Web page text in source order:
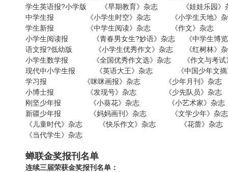
学生英语报?小学版 《早期教育》杂志 《娃娃乐园》
中学生报 《小学生时空》杂志 《小学生天地》杂
学生新报 《中学生阅读》杂志 《作文》杂志
小学生阅读报 《青春男女生?妙语》杂志 《中学生博览
语文报?低幼版 《小学生优秀作文》杂志 《红树林》
小学生数学报 《全国优秀作文选》杂志 《作文与考试
现代中小学生报 《英语大王》杂志 《中国少年文摘
学习报 《咪咪画报》杂志 《少年月刊》杂志
小博士报 《发现号》杂志 《少先队员》杂志
刚坚少年报 《小葵花》杂志 《小艺术家》杂志
新疆少年报 《妈妈画刊》杂志 《文学少年》杂志
《儿童时代》杂志 《快乐作文》杂志 《花蕾》杂志
《当代学生》杂志
蝉联金奖报刊名单
连续三届荣获金奖报刊名单：